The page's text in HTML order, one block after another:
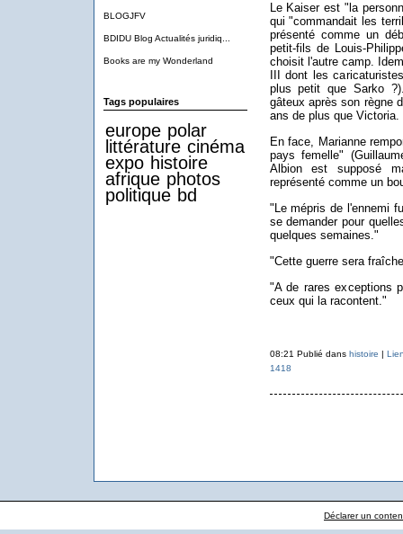
BLOGJFV
BDIDU Blog Actualités juridiq...
Books are my Wonderland
Tags populaires
europe polar
littérature cinéma
expo histoire
afrique photos
politique bd
Le Kaiser est "la
qui "commandait les
présenté comme un
petit-fils de Louis-
choisit l'autre camp.
III dont les
plus petit que Sarko
gâteux après son règne
ans de plus que Victoria.
En face, Marianne
pays femelle"
Albion est supposé
représenté comme un
"Le mépris de l'ennemi
se demander pour
quelques semaines."
"Cette guerre sera
"A de rares exceptions
ceux qui la racontent."
08:21 Publié dans histoire |
1418
Déclarer un